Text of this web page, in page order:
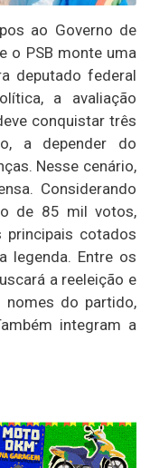
ao Governo de
o PSB monte uma
deputado federal
a avaliação
conquistar três
a depender do
Nesse cenário,
Considerando
de 85 mil votos,
principais cotados
legenda. Entre os
a reeleição e
nomes do partido,
integram a